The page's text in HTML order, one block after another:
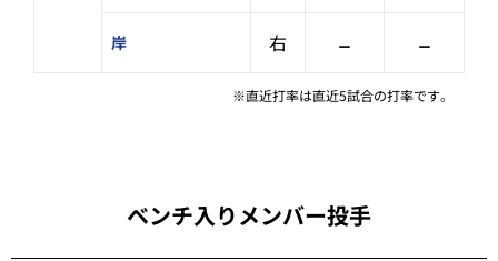
岸 右 – –
※直近打率は直近5試合の打率です。
ベンチ入りメンバー投手